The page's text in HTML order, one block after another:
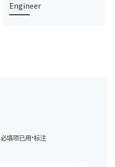
Engineer
必填项已用*标注